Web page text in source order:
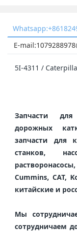
E-
5I-4311 /
Запчасти
дорожных
запчасти для
станков,
Cummins, CAT,
китайские и
Мы
сотрудничаем